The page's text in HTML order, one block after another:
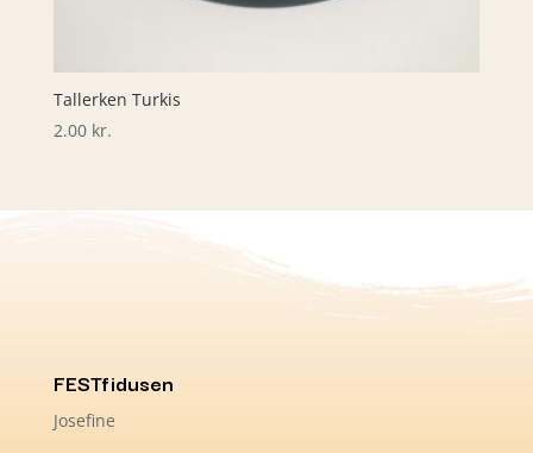
Tallerken Turkis
2.00 kr.
FESTfidusen
Josefine